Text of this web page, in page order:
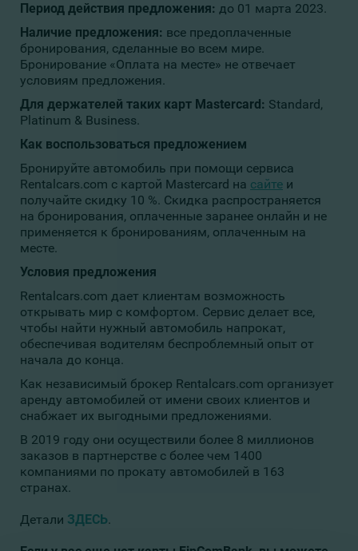
Период действия предложения: до 01 марта 2023.
Наличие предложения: все предоплаченные
бронирования, сделанные во всем мире.
Бронирование «Оплата на месте» не отвечает
условиям предложения.
Для держателей таких карт Mastercard: Standard,
Platinum & Business.
Как воспользоваться предложением
Бронируйте автомобиль при помощи сервиса
Rentalcars.com с картой Mastercard на сайте и
получайте скидку 10 %. Скидка распространяется
на бронирования, оплаченные заранее онлайн и не
применяется к бронированиям, оплаченным на
месте.
Условия предложения
Rentalcars.com дает клиентам возможность
открывать мир с комфортом. Сервис делает все,
чтобы найти нужный автомобиль напрокат,
обеспечивая водителям беспроблемный опыт от
начала до конца.
Как независимый брокер Rentalcars.com организует
аренду автомобилей от имени своих клиентов и
снабжает их выгодными предложениями.
В 2019 году они осуществили более 8 миллионов
заказов в партнерстве с более чем 1400
компаниями по прокату автомобилей в 163
странах.
Детали ЗДЕСЬ.